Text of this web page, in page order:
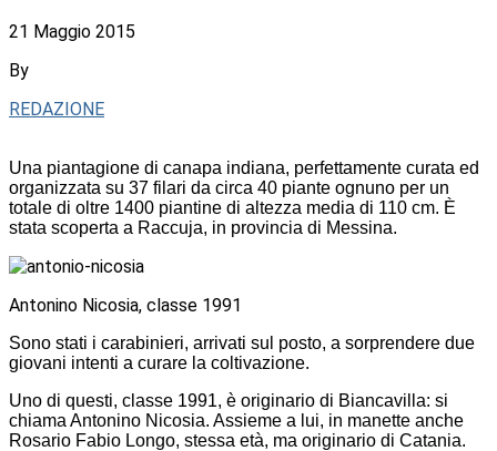
21 Maggio 2015
By
REDAZIONE
Una piantagione di canapa indiana, perfettamente curata ed
organizzata su 37 filari da circa 40 piante ognuno per un
totale di oltre 1400 piantine di altezza media di 110 cm. È
stata scoperta a Raccuja, in provincia di Messina.
Antonino Nicosia, classe 1991
Sono stati i carabinieri, arrivati sul posto, a sorprendere due
giovani intenti a curare la coltivazione.
Uno di questi, classe 1991, è originario di Biancavilla: si
chiama Antonino Nicosia. Assieme a lui, in manette anche
Rosario Fabio Longo, stessa età, ma originario di Catania.